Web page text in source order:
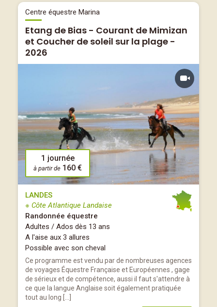
Centre équestre Marina
Etang de Bias - Courant de Mimizan
et Coucher de soleil sur la plage -
2026
1 journée
à partir de 160 €
LANDES
※ Côte Atlantique Landaise
Randonnée équestre
Adultes / Ados dès 13 ans
A l'aise aux 3 allures
Possible avec son cheval
Ce programme est vendu par de nombreuses agences
de voyages Équestre Française et Européennes , gage
de sérieux et de compétence, aussi il faut s'attendre à
ce que la langue Anglaise soit également pratiquée
tout au long […]